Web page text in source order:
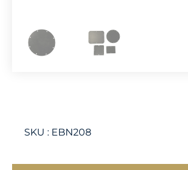
SKU : EBN208